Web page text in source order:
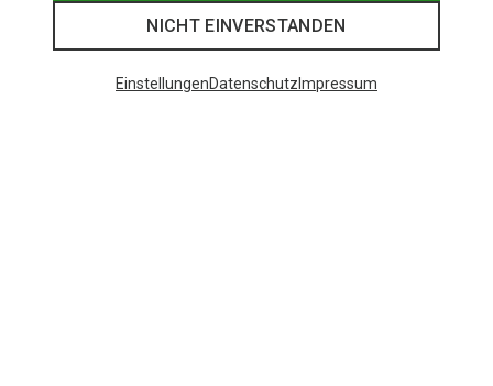
NICHT EINVERSTANDEN
EinstellungenDatenschutz Impressum